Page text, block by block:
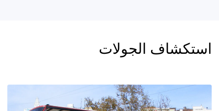
استكشاف الجولات